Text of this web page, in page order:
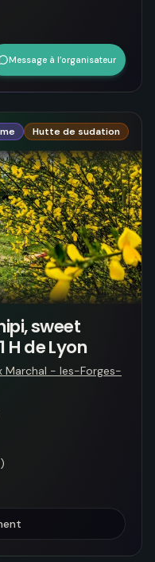
Message à l’organisateur
Hutte de sudation
sweet
H de Lyon
Marchal - les-Forges-